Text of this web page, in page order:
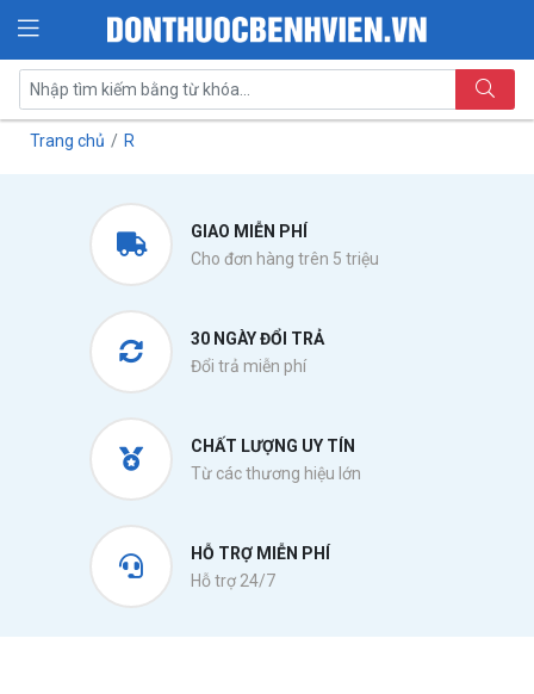
Trang chủ R
GIAO MIỄN PHÍ
Cho đơn hàng trên 5 triệu
30 NGÀY ĐỔI TRẢ
Đổi trả miễn phí
CHẤT LƯỢNG UY TÍN
Từ các thương hiệu lớn
HỖ TRỢ MIỄN PHÍ
Hỗ trợ 24/7